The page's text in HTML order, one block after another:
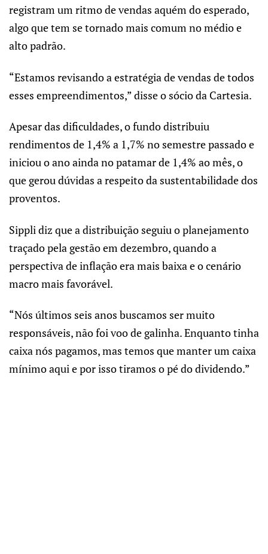
registram um ritmo de vendas aquém do esperado,
algo que tem se tornado mais comum no médio e
alto padrão.
“Estamos revisando a estratégia de vendas de todos
esses empreendimentos,” disse o sócio da Cartesia.
Apesar das dificuldades, o fundo distribuiu
rendimentos de 1,4% a 1,7% no semestre passado e
iniciou o ano ainda no patamar de 1,4% ao mês, o
que gerou dúvidas a respeito da sustentabilidade dos
proventos.
Sippli diz que a distribuição seguiu o planejamento
traçado pela gestão em dezembro, quando a
perspectiva de inflação era mais baixa e o cenário
macro mais favorável.
“Nós últimos seis anos buscamos ser muito
responsáveis, não foi voo de galinha. Enquanto tinha
caixa nós pagamos, mas temos que manter um caixa
mínimo aqui e por isso tiramos o pé do dividendo.”